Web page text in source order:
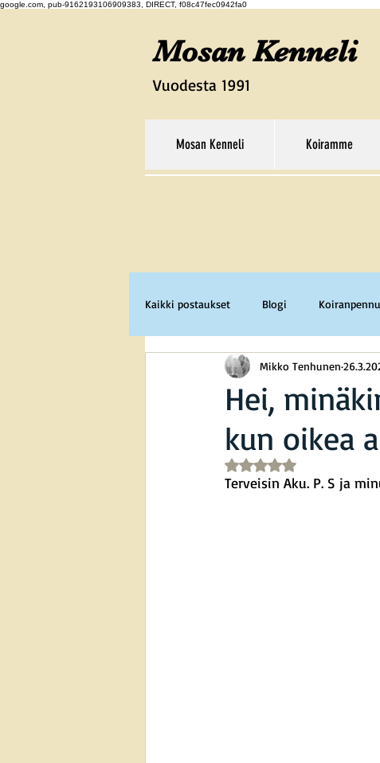
google.com, pub-9162193106909383, DIRECT, f08c47fec0942fa0
Mosan Kenneli
Vuodesta 1991
Mosan Kenneli Koiramme
Kaikki postaukset Blogi
Hei,
kun oikea
Mikko Tenhunen
Arvostelun tähtimäärä:
Terveisin Aku. P. S ja